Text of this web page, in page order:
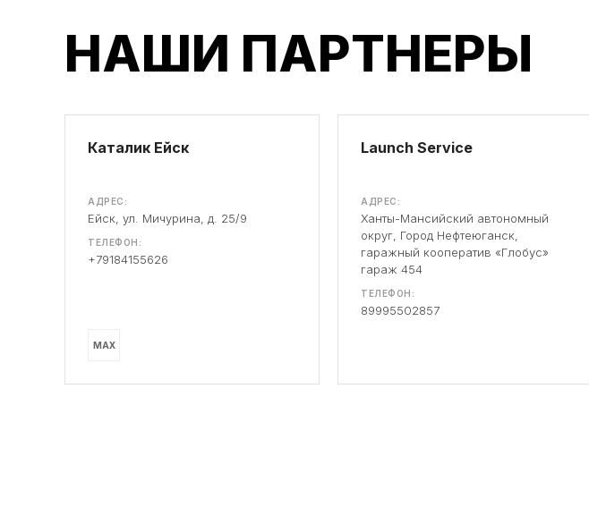
НАШИ ПАРТНЕРЫ
Каталик Ейск
АДРЕС:
Ейск, ул. Мичурина, д. 25/9
ТЕЛЕФОН:
+79184155626
MAX
Launch Service
АДРЕС:
Ханты-Мансийский автономный
округ, Город Нефтеюганск,
гаражный кооператив «Глобус»
гараж 454
ТЕЛЕФОН:
89995502857